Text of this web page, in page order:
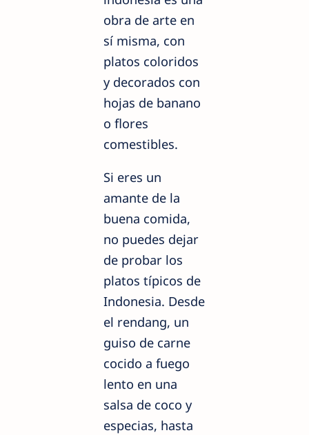
obra de arte en
sí misma, con
platos coloridos
y decorados con
hojas de banano
o flores
comestibles.
Si eres un
amante de la
buena comida,
no puedes dejar
de probar los
platos típicos de
Indonesia. Desde
el rendang, un
guiso de carne
cocido a fuego
lento en una
salsa de coco y
especias, hasta